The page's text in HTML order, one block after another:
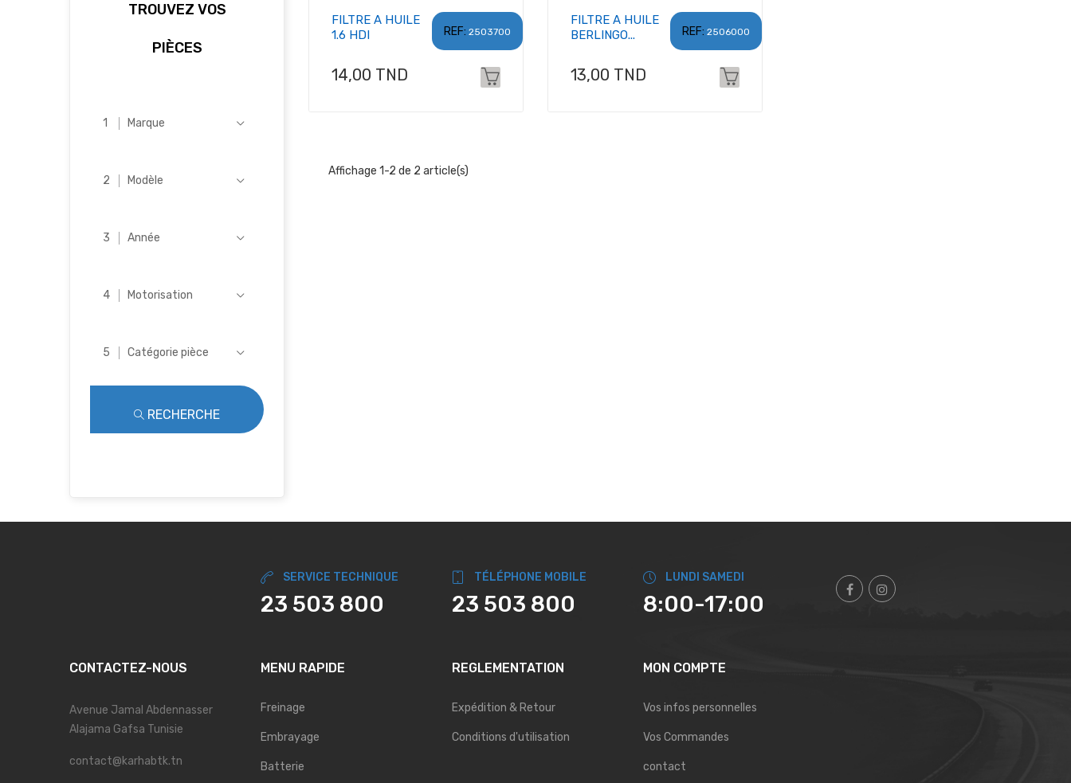
TROUVEZ VOS
PIÈCES
Marque
Modèle
Année
Motorisation
Catégorie pièce
RECHERCHE
REF: 2503700
FILTRE A HUILE
1.6 HDI
Prix
14,00 TND
REF: 2506000
FILTRE A HUILE
BERLINGO...
Prix
13,00 TND
Affichage 1-2 de 2 article(s)
SERVICE TECHNIQUE
23 503 800
TÉLÉPHONE MOBILE
23 503 800
LUNDI SAMEDI
8:00-17:00
CONTACTEZ-NOUS
Avenue Jamal Abdennasser
Alajama Gafsa Tunisie
contact@karhabtk.tn
MENU RAPIDE
Freinage
Embrayage
Batterie
REGLEMENTATION
Expédition & Retour
Conditions d'utilisation
MON COMPTE
Vos infos personnelles
Vos Commandes
contact